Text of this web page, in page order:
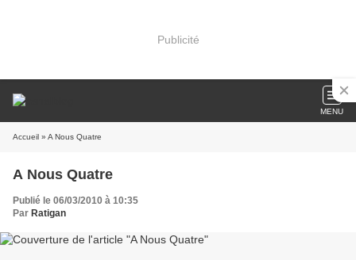
Publicité
MENU
Accueil » A Nous Quatre
A Nous Quatre
Publié le 06/03/2010 à 10:35
Par Ratigan